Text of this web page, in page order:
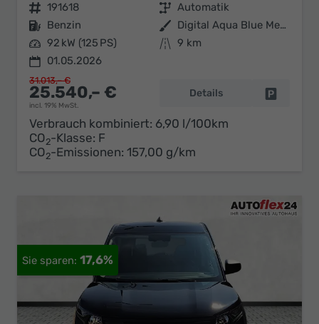
Fahrzeugnr. 191618 Getriebe Automatik
Kraftstoff Benzin Außenfarbe
Digital Aqua Blue Metallic
Leistung 92 kW (125 PS) Kilometerstand 9 km
01.05.2026
25.540,– €
incl. 19% MwSt.
31.013,– €
Details
Verbrauch kombiniert: 6,90 l/100km
CO2-Klasse: F
CO2-Emissionen: 157,00 g/km
17,6%